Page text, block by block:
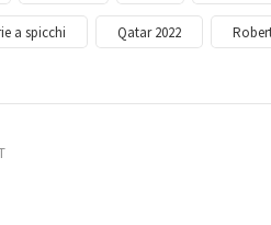
a spicchi Qatar 2022